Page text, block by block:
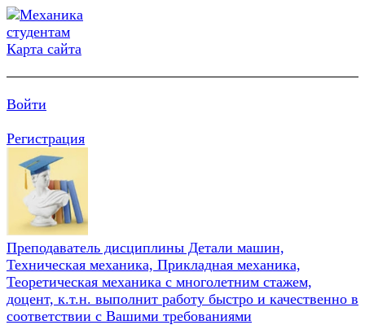
Карта сайта
Войти
Регистрация
Преподаватель дисциплины Детали машин,
Техническая механика, Прикладная механика,
Теоретическая механика с многолетним стажем,
доцент, к.т.н. выполнит работу быстро и качественно в
соответствии с Вашими требованиями